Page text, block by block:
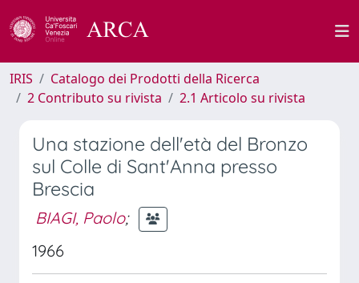
IRIS
Catalogo dei Prodotti della Ricerca
2 Contributo su rivista
2.1 Articolo su rivista
Una stazione dell'età del Bronzo
sul Colle di Sant'Anna presso
Brescia
BIAGI, Paolo;
1966